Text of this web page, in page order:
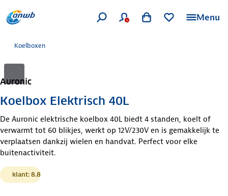
Menu
Koelboxen
Auronic
Koelbox Elektrisch 40L
De Auronic elektrische koelbox 40L biedt 4 standen, koelt of
verwarmt tot 60 blikjes, werkt op 12V/230V en is gemakkelijk te
verplaatsen dankzij wielen en handvat. Perfect voor elke
buitenactiviteit.
klant: 8.8